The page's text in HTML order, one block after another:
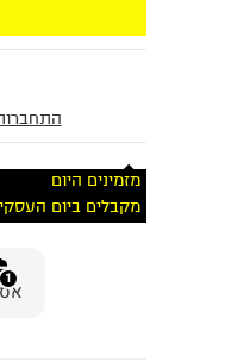
מזמינים היום
מקבלים ביום
1